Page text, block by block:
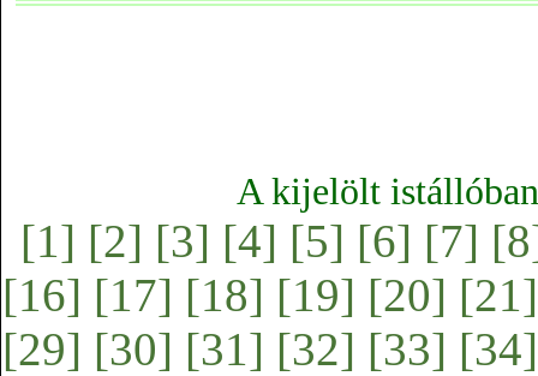
A kijelölt
[1] [2] [3] [4] [5] [6] [7]
[16] [17] [18] [19] [20] [21]
[29] [30] [31] [32] [33] [34]